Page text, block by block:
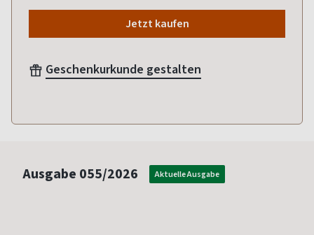
Jetzt kaufen
Geschenkurkunde gestalten
Ausgabe 055/2026 Aktuelle Ausgabe